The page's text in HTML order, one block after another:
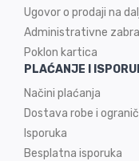
Ugovor o prodaji na
Administrativne
Poklon kartica
PLAĆANJE I
Načini plaćanja
Dostava robe i
Isporuka
Besplatna isporuka